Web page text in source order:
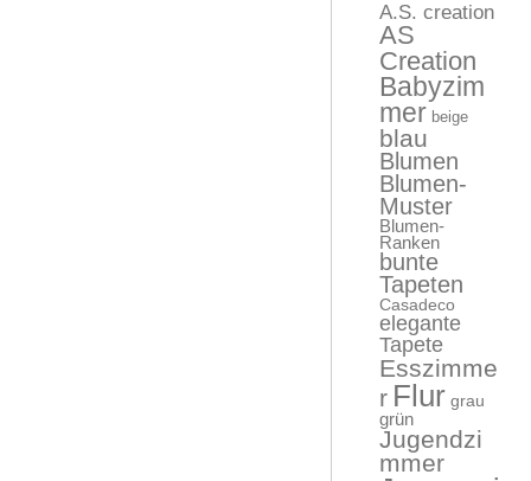
A.S. creation
AS
Creation
Babyzim
mer beige
blau
Blumen
Blumen-
Muster
Blumen-
Ranken
bunte
Tapeten
Casadeco
elegante
Tapete
Esszimme
r Flur grau
grün
Jugendzi
mmer